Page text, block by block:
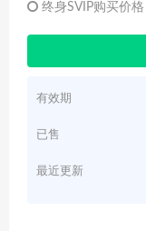
终身SVIP购买价格
有效期
已售
最近更新